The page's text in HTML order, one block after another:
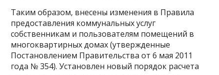
Таким образом, внесены изменения в Правила
предоставления коммунальных услуг
собственникам и пользователям помещений в
многоквартирных домах (утвержденные
Постановлением Правительства от 6 мая 2011
года № 354). Установлен новый порядок расчета